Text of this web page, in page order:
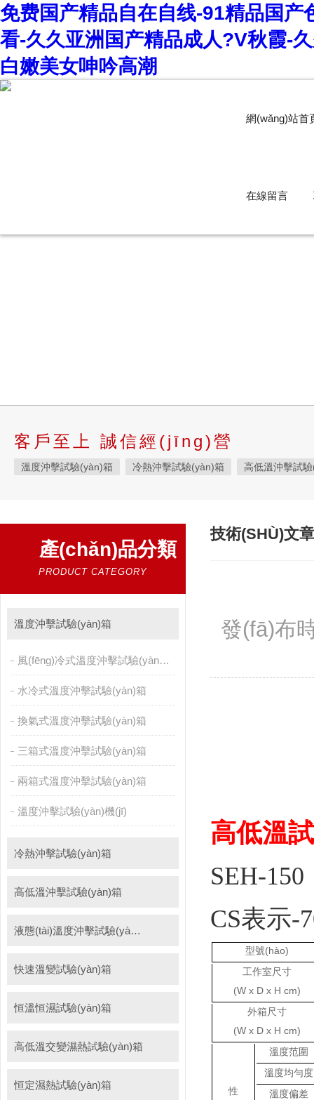
免费国产精品自在自线-91精品国
看-久久亚洲国产精品成人?V秋霞-
白嫩美女呻吟高潮
網(wǎng)站首
在線留言
客戶至上 誠信經(jīng)營
溫度沖擊試驗(yàn)箱 冷熱沖擊試驗(yàn)箱 高低溫沖擊試
高低溫濕熱試驗(yàn)箱 步入式恒溫恒濕試驗(yàn)箱 高低
霉菌試驗(yàn)箱 應(yīng)力篩選試驗(yàn)箱
三綜合試驗(yàn)箱 鹽霧試驗(yàn)箱
耐氣候試驗(yàn)箱 高低溫/低氣壓試驗(yàn)箱 自然恒溫對
PCT高壓加速老化試驗(yàn)機(jī)
產(chǎn)品分類
PRODUCT CATEGORY
溫度沖擊試驗(yàn)箱
風(fēng)冷式溫度沖擊試驗(yàn)箱
水冷式溫度沖擊試驗(yàn)箱
換氣式溫度沖擊試驗(yàn)箱
三箱式溫度沖擊試驗(yàn)箱
兩箱式溫度沖擊試驗(yàn)箱
溫度沖擊試驗(yàn)機(jī)
冷熱沖擊試驗(yàn)箱
高低溫沖擊試驗(yàn)箱
液態(tài)溫度沖擊試驗(yàn)箱
快速溫變試驗(yàn)箱
恒溫恒濕試驗(yàn)箱
高低溫交變濕熱試驗(yàn)箱
恒定濕熱試驗(yàn)箱
技術(SHÙ)文
發(fā)布
高低溫
SEH-
CS表示-
型號(hào)
工作室尺寸
(W x D x H cm)
外箱尺寸
(W x D x H cm)
性
溫度范圍
溫度均勻度
溫度偏差